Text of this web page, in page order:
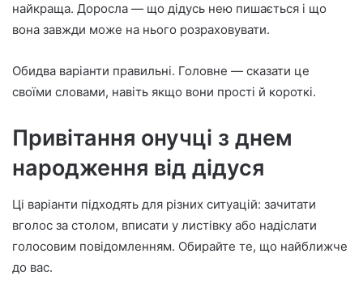
найкраща. Доросла — що дідусь нею пишається і що
вона завжди може на нього розраховувати.
Обидва варіанти правильні. Головне — сказати це
своїми словами, навіть якщо вони прості й короткі.
Привітання онучці з днем
народження від дідуся
Ці варіанти підходять для різних ситуацій: зачитати
вголос за столом, вписати у листівку або надіслати
голосовим повідомленням. Обирайте те, що найближче
до вас.